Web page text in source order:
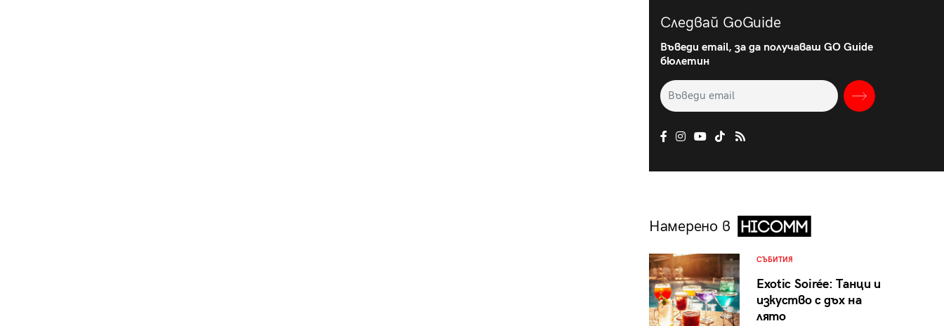
Следвай GoGuide
Въведи email, за да получаваш GO Guide
бюлетин
Намерено в
СЪБИТИЯ
Exotic Soirée: Танци и
изкуство с дъх на
лято